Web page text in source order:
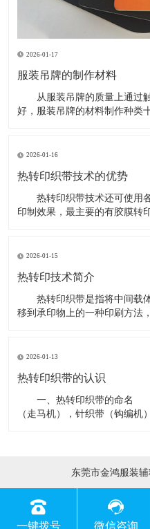
2026-01-17
服装吊牌的制作材料
从服装吊牌的质量上通过触
好，服装吊牌的材料制作种类
用的材质，那么服装吊牌一般
2026-01-16
热转印织带技术的优势
热转印织带技术还可使用各
印制效果，最主要的有胶膜转
非常薄，而且透气、不黏、不
2026-01-15
热转印技术简介
热转印织带是指将中间载体
移到承印物上的一种印刷方法
(即热升华墨水)打印在彩色喷
2026-01-13
热转印织带的认识
一、热转印织带的命名 1
（走马机），针织带（钩编
东莞市金鸿服装
一键拨号 微信咨询